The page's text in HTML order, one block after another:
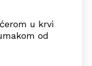
u krvi
od